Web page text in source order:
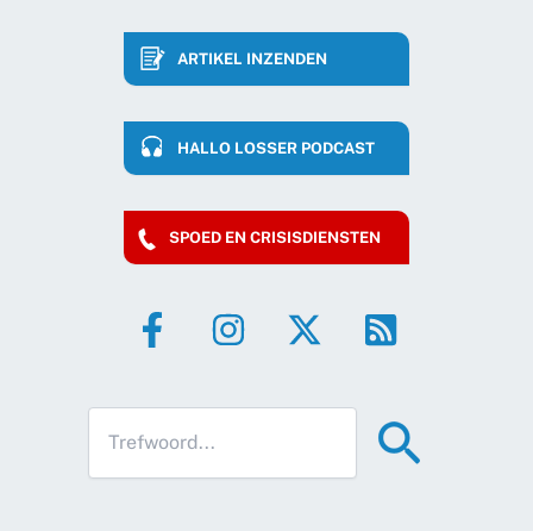
ARTIKEL INZENDEN
HALLO LOSSER PODCAST
SPOED EN CRISISDIENSTEN